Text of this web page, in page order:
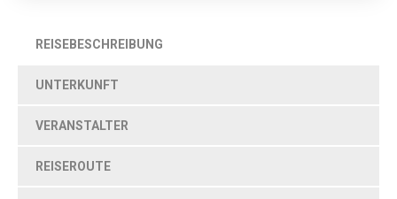
REISEBESCHREIBUNG
UNTERKUNFT
VERANSTALTER
REISEROUTE